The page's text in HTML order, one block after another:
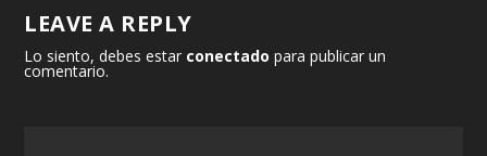
LEAVE A REPLY
Lo siento, debes estar conectado para publicar un
comentario.